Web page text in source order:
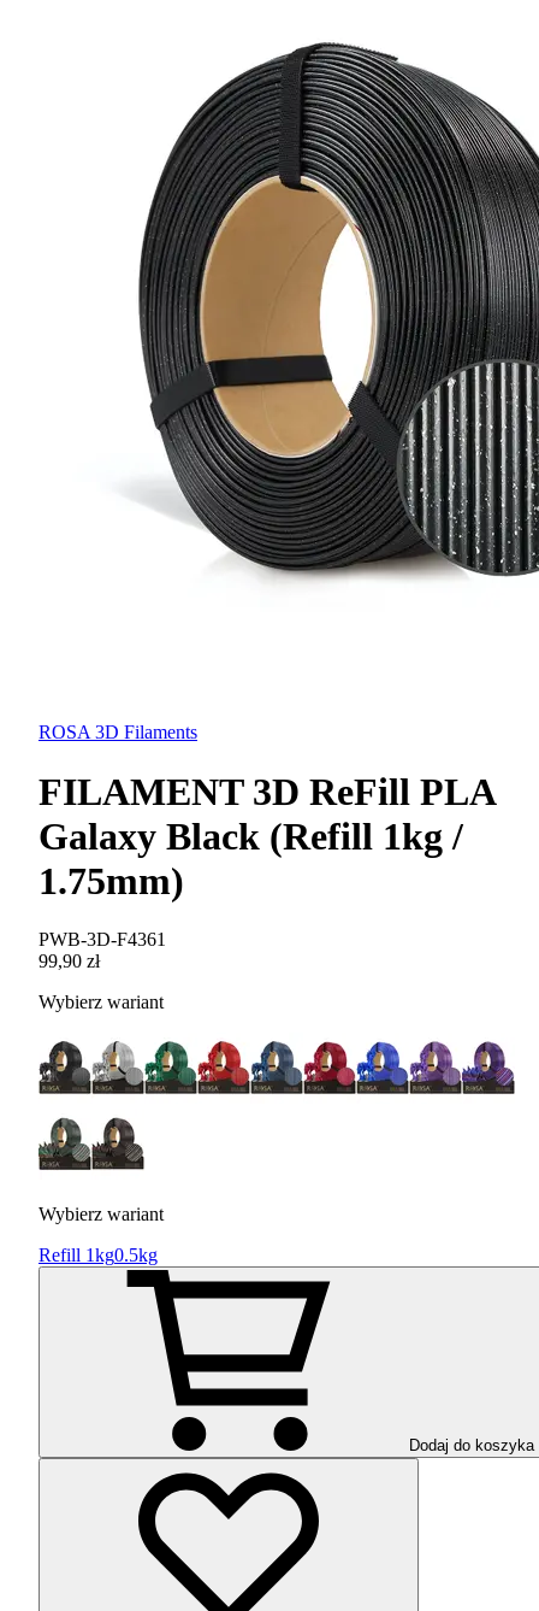
ROSA 3D Filaments
FILAMENT 3D ReFill PLA
Galaxy Black (Refill 1kg /
1.75mm)
PWB-3D-F4361
99,90 zł
Wybierz wariant
Wybierz wariant
Refill 1kg0.5kg
Dodaj do koszyka